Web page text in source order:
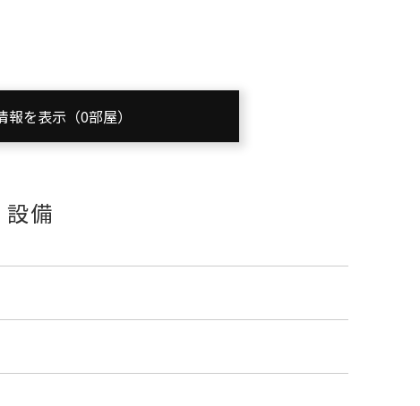
を表示（0部屋）
備